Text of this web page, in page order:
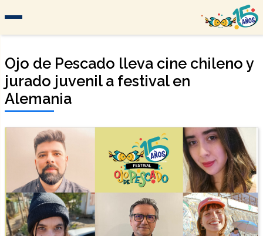
Ojo de Pescado lleva cine chileno y
jurado juvenil a festival en
Alemania